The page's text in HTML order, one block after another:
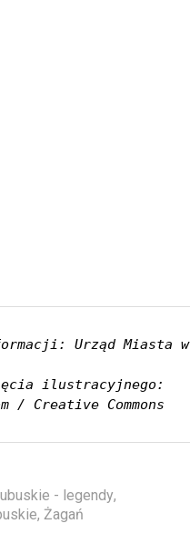
Urząd Miasta w
ilustracyjnego:
/ Creative Commons
lubuskie - legendy,
, Żagań